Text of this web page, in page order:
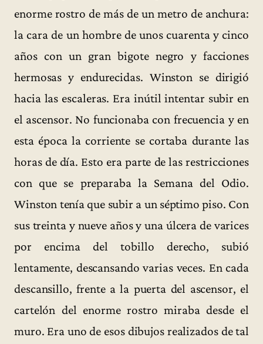
enorme rostro de más de un metro de anchura:
la cara de un hombre de unos cuarenta y cinco
años con un gran bigote negro y facciones
hermosas y endurecidas. Winston se dirigió
hacia las escaleras. Era inútil intentar subir en
el ascensor. No funcionaba con frecuencia y en
esta época la corriente se cortaba durante las
horas de día. Esto era parte de las restricciones
con que se preparaba la Semana del Odio.
Winston tenía que subir a un séptimo piso. Con
sus treinta y nueve años y una úlcera de varices
por encima del tobillo derecho, subió
lentamente, descansando varias veces. En cada
descansillo, frente a la puerta del ascensor, el
cartelón del enorme rostro miraba desde el
muro. Era uno de esos dibujos realizados de tal